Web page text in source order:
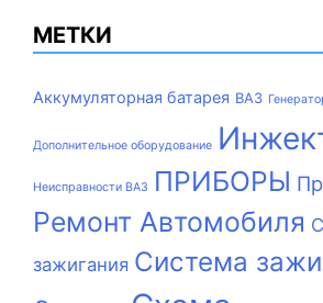
МЕТКИ
Аккумуляторная батарея ВАЗ
Дополнительное оборудование
Неисправности ВАЗ ПРИБОРЫ
Ремонт Автомобиля
зажигания Система